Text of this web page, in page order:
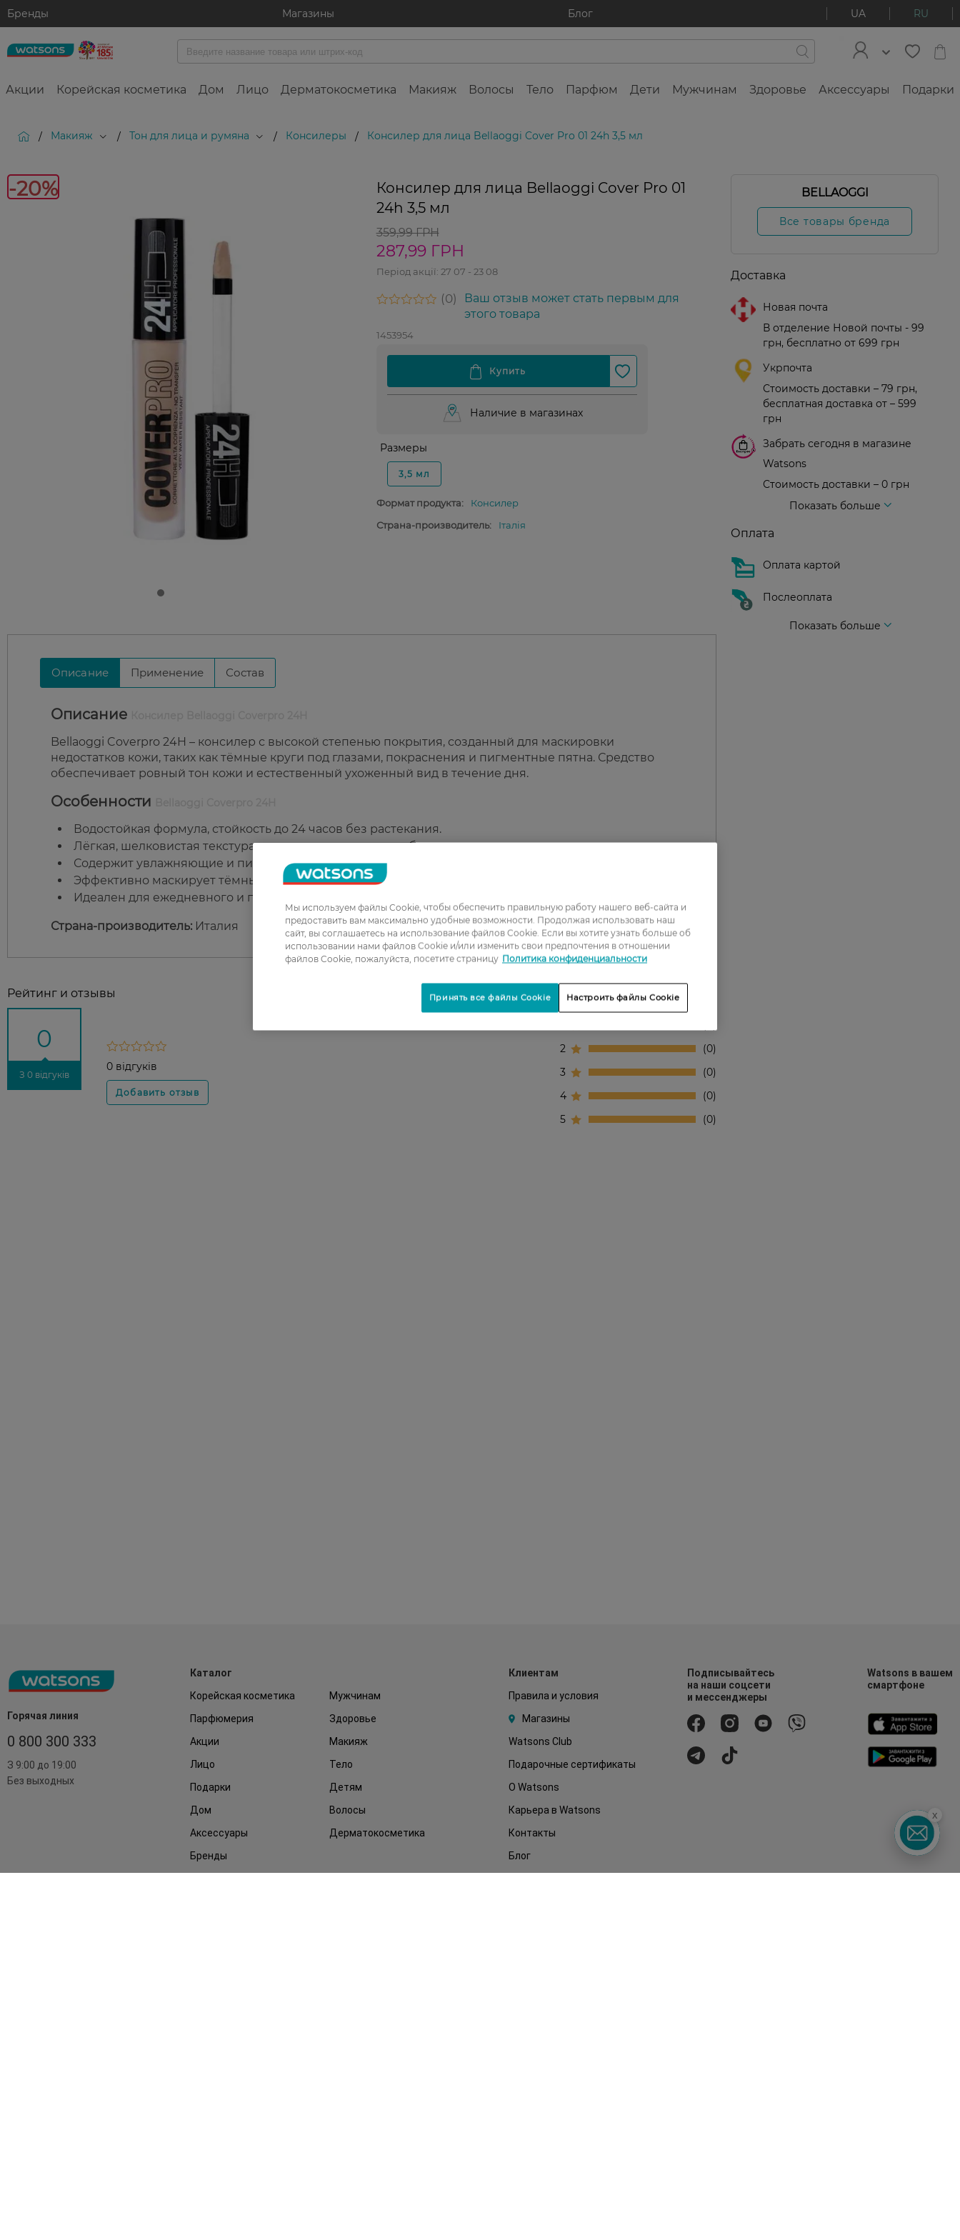
Бренды Магазины Блог UA RU
Акции Корейская косметика Дом Лицо Дерматокосметика Макияж Волосы Тело Парфюм Дети Мужчинам Здоровье Аксессуары Подарки
/ Макияж / Тон для лица и румяна / Консилеры / Консилер для лица Bellaoggi Cover Pro 01 24h 3,5 мл
-20%
Консилер для лица Bellaoggi Cover Pro 01
24h 3,5 мл
359,99 ГРН
287,99 ГРН
Період акції: 27 07 - 23 08
0
Ваш отзыв может стать первым для
этого товара
1453954
Наличие в магазинах
Размеры
3,5 мл
Формат продукта:
Консилер
Страна-производитель:
Італія
Описание Применение Состав
Описание
Bellaoggi Coverpro 24H – консилер с высокой степенью покрытия, созданный для маскировки
недостатков кожи, таких как тёмные круги под глазами, покраснения и пигментные пятна. Средство
обеспечивает ровный тон кожи и естественный ухоженный вид в течение дня.
Особенности
Водостойкая формула, стойкость до 24 часов без растекания.
Лёгкая, шелковистая текстура, легко распределяется и быстро впитывается.
Содержит увлажняющие и питательные компоненты для комфорта при нанесении.
Эффективно маскирует тёмные круги, покраснения и локальные недостатки кожи.
Идеален для ежедневного и профессионального использования.
Страна-производитель: Италия
Рейтинг и отзывы
0
З 0 відгуків
0 відгуків
2
0
3
0
4
0
5
0
BELLAOGGI
Все товары бренда
Доставка
Новая почта
В отделение Новой почты - 99
грн, бесплатно от 699 грн
Укрпочта
Стоимость доставки – 79 грн,
бесплатная доставка от – 599
грн
Забрать сегодня в магазине
Watsons
Стоимость доставки – 0 грн
Показать больше
Оплата
Оплата картой
Послеоплата
Показать больше
Горячая линия
0 800 300 333
З 9:00 до 19:00
Без выходных
Каталог
Корейская косметика
Мужчинам
Парфюмерия
Здоровье
Акции
Макияж
Лицо
Тело
Подарки
Детям
Дом
Волосы
Аксессуары
Дерматокосметика
Бренды
Клиентам
Правила и условия
Магазины
Watsons Club
Подарочные сертификаты
О Watsons
Карьера в Watsons
Контакты
Блог
Подписывайтесь
на наши соцсети
и мессенджеры
Watsons в вашем
смартфоне
x
Мы используем файлы Cookie, чтобы обеспечить правильную работу нашего веб-сайта и
предоставить вам максимально удобные возможности. Продолжая использовать наш
сайт, вы соглашаетесь на использование файлов Cookie. Если вы хотите узнать больше об
использовании нами файлов Cookie и/или изменить свои предпочтения в отношении
файлов Cookie, пожалуйста, посетите страницу Политика конфиденциальности
Настроить файлы Cookie
Принять все файлы Cookie